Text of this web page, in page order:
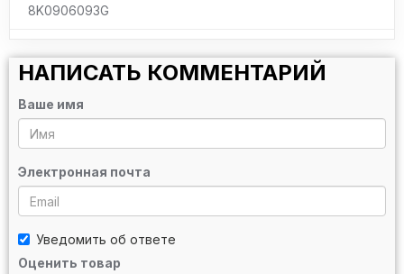
8K0906093G
НАПИСАТЬ КОММЕНТАРИЙ
Ваше имя
Электронная почта
Уведомить об ответе
Оценить товар